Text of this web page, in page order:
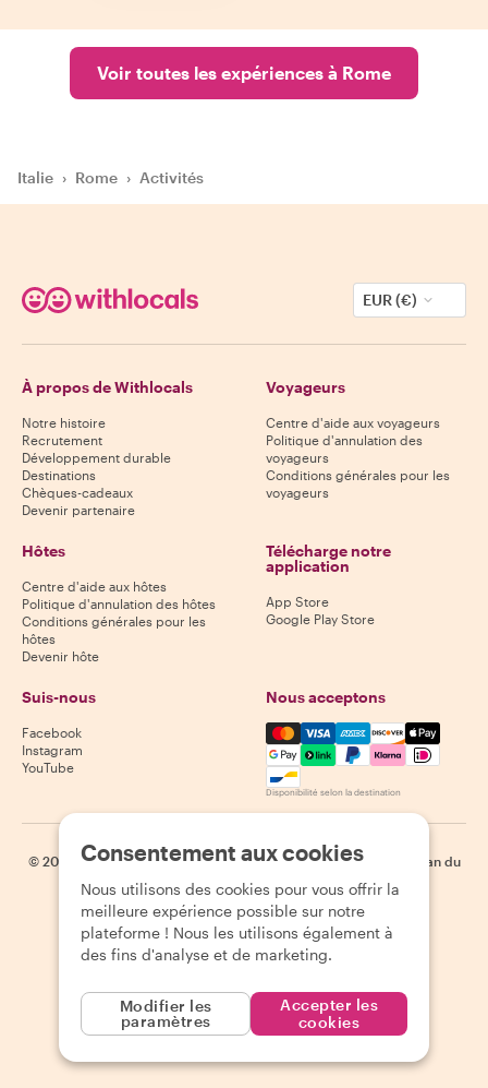
Voir toutes les expériences à Rome
Italie › Rome › Activités
EUR (€)
À propos de Withlocals
Notre histoire
Recrutement
Développement durable
Destinations
Chèques-cadeaux
Devenir partenaire
Voyageurs
Centre d'aide aux voyageurs
Politique d'annulation des
voyageurs
Conditions générales pour les
voyageurs
Hôtes
Centre d'aide aux hôtes
Politique d'annulation des hôtes
Conditions générales pour les
hôtes
Devenir hôte
Télécharge notre
application
App Store
Google Play Store
Suis-nous
Facebook
Instagram
YouTube
Nous acceptons
Mastercard, Visa, Amex,
Disponibilité selon la destination
© 2026 Withlocals.com | Politique de confidentialité | Cookies
Plan du
site
Consentement aux cookies
Nous utilisons des cookies pour vous offrir la
meilleure expérience possible sur notre
plateforme ! Nous les utilisons également à
des fins d'analyse et de marketing.
Modifier les
paramètres
Accepter les
cookies